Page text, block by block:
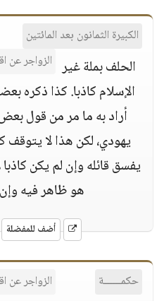
الكبيرة الثمانون بعد المائتين
الزواجر عن الحلف بملة غير
الإسلام كاذبا. كذا ذكره
أراد به ما مر من قول
يهودي، لكن هذا لا يتوقف
يفسق قائله وإن لم يكن
هو ظاهر فيه
أضف للمفضلة
حكمــــــة الزواجر عن